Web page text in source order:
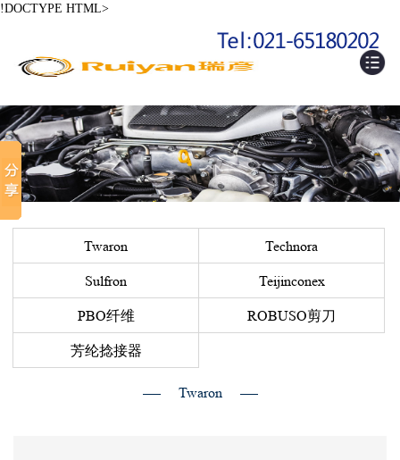
!DOCTYPE HTML>
Twaron Technora
Sulfron Teijinconex
PBO纤维 ROBUSO剪刀
芳纶捻接器
Twaron